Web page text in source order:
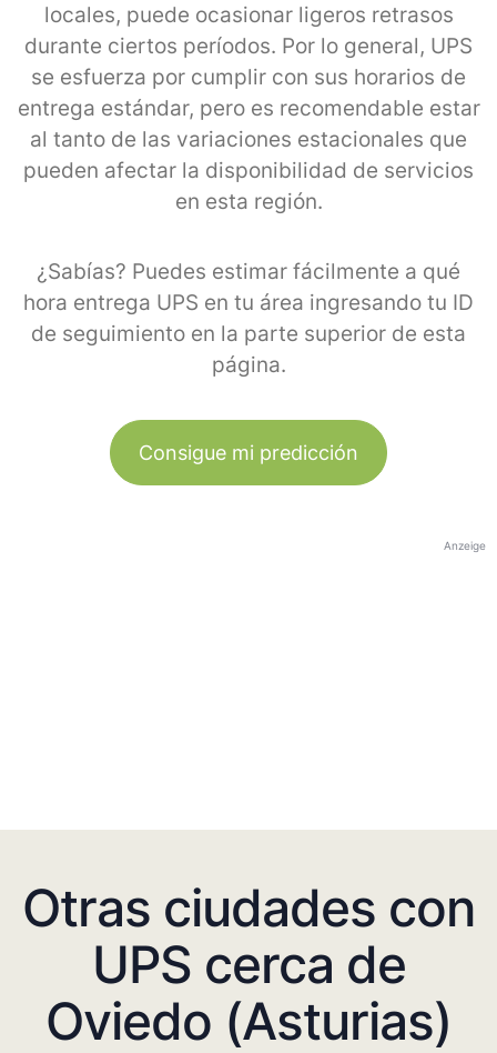
locales, puede ocasionar ligeros retrasos
durante ciertos períodos. Por lo general, UPS
se esfuerza por cumplir con sus horarios de
entrega estándar, pero es recomendable estar
al tanto de las variaciones estacionales que
pueden afectar la disponibilidad de servicios
en esta región.
¿Sabías? Puedes estimar fácilmente a qué
hora entrega UPS en tu área ingresando tu ID
de seguimiento en la parte superior de esta
página.
Consigue mi predicción
Anzeige
Otras ciudades con
UPS cerca de
Oviedo (Asturias)